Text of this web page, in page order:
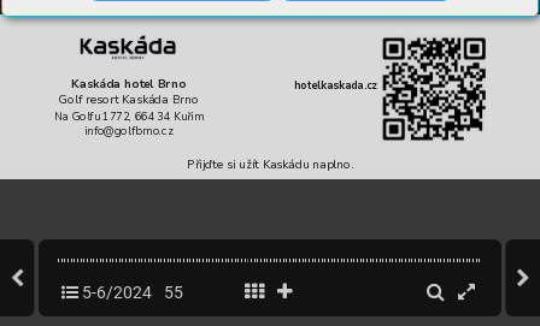
Kaskáda hotel Brno
Golf resort Kaskáda Brno
Na Golfu 1772, 664 34 Kuim
info@golfbrno.cz
hotelkaskada.cz
Pijte si užít Kaskádu naplno.
5-6/2024 55